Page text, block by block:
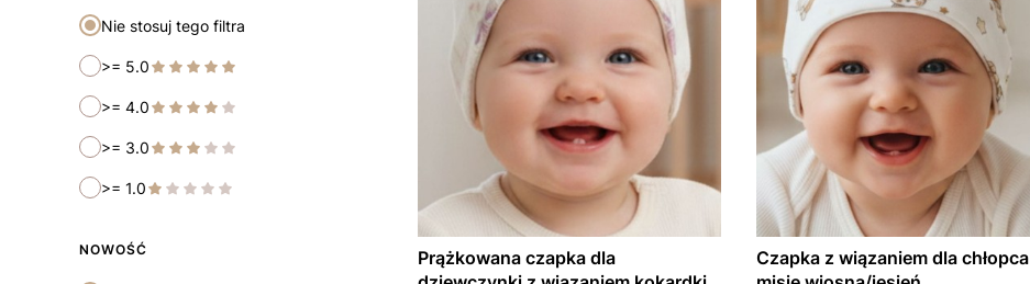
Nie stosuj tego filtra
>= 5.0
>= 4.0
>= 3.0
>= 1.0
NOWOŚĆ
Prążkowana czapka dla
Czapka z wiązaniem dla chłopca